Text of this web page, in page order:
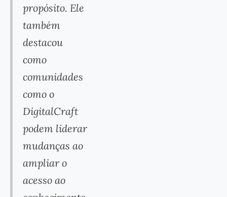
propósito. Ele
também
destacou
como
comunidades
como o
DigitalCraft
podem liderar
mudanças ao
ampliar o
acesso ao